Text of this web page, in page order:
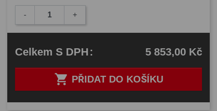
- +
 PŘIDAT DO KOŠÍKU
Celkem S DPH: 5 853,00 Kč